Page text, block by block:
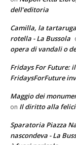
dell’editoria
Camilla, la
rotella - La Bussola
opera di vandali o
Fridays For Future:
FridaysForFuture
Maggio dei
on Il diritto alla
Sparatoria Piazza
nascondeva - La